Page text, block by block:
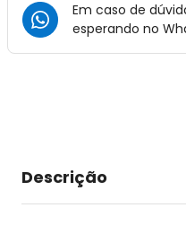
Em caso de
esperando no
Descrição